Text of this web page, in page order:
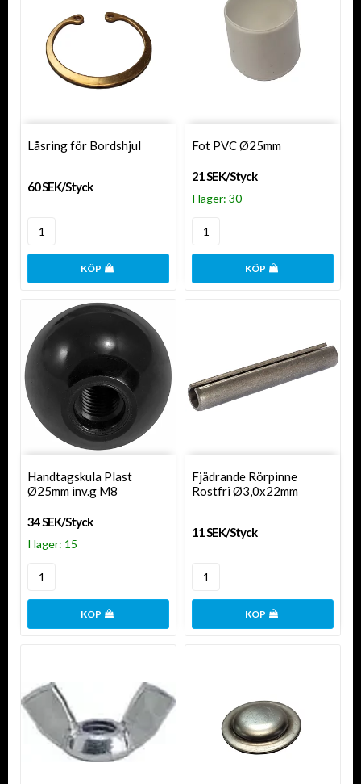
Låsring för Bordshjul
60 SEK/Styck
KÖP
Fot PVC Ø25mm
21 SEK/Styck
I lager: 30
KÖP
Handtagskula Plast
Ø25mm inv.g M8
34 SEK/Styck
I lager: 15
KÖP
Fjädrande Rörpinne
Rostfri Ø3,0x22mm
11 SEK/Styck
KÖP